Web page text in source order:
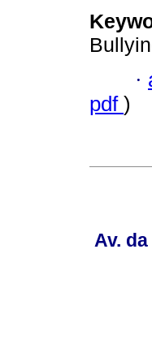
·
pdf )
Av.